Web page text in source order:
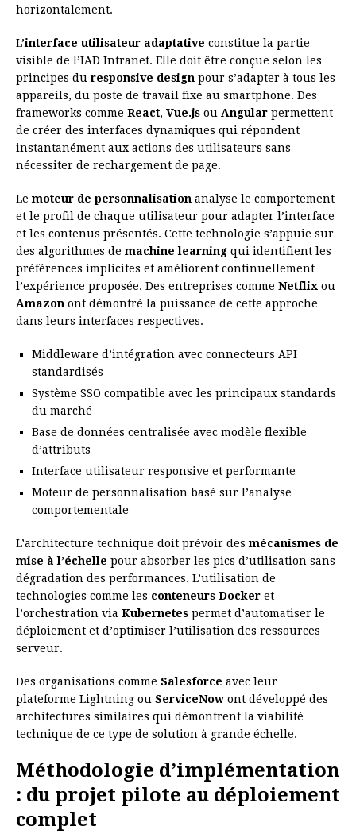
horizontalement.
L’interface utilisateur adaptative constitue la partie
visible de l’IAD Intranet. Elle doit être conçue selon les
principes duresponsive design pour s’adapter à tous les
appareils, du poste de travail fixe au smartphone. Des
frameworks comme React, Vue.js ou Angular permettent
de créer des interfaces dynamiques qui répondent
instantanément aux actions des utilisateurs sans
nécessiter de rechargement de page.
Lemoteur de personnalisation analyse le comportement
et le profil de chaque utilisateur pour adapter l’interface
et les contenus présentés. Cette technologie s’appuie sur
des algorithmes demachine learning qui identifient les
préférences implicites et améliorent continuellement
l’expérience proposée. Des entreprises comme Netflix ou
Amazon ont démontré la puissance de cette approche
dans leurs interfaces respectives.
Middleware d’intégration avec connecteurs API
standardisés
Système SSO compatible avec les principaux standards
du marché
Base de données centralisée avec modèle flexible
d’attributs
Interface utilisateur responsive et performante
Moteur de personnalisation basé sur l’analyse
comportementale
L’architecture technique doit prévoir desmécanismes de
mise à l’échelle pour absorber les pics d’utilisation sans
dégradation des performances. L’utilisation de
technologies comme les conteneurs Docker et
l’orchestration via Kubernetes permet d’automatiser le
déploiement et d’optimiser l’utilisation des ressources
serveur.
Des organisations comme Salesforce avec leur
plateforme Lightning ou ServiceNow ont développé des
architectures similaires qui démontrent la viabilité
technique de ce type de solution à grande échelle.
Méthodologie d’implémentation
: du projet pilote au déploiement
complet